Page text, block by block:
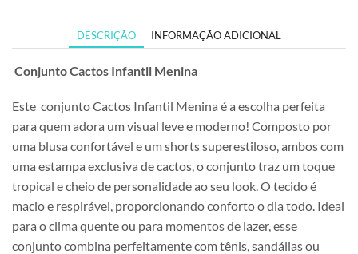
DESCRIÇÃO INFORMAÇÃO ADICIONAL
Conjunto Cactos Infantil Menina
Este conjunto Cactos Infantil Menina é a escolha perfeita
para quem adora um visual leve e moderno! Composto por
uma blusa confortável e um shorts superestiloso, ambos com
uma estampa exclusiva de cactos, o conjunto traz um toque
tropical e cheio de personalidade ao seu look. O tecido é
macio e respirável, proporcionando conforto o dia todo. Ideal
para o clima quente ou para momentos de lazer, esse
conjunto combina perfeitamente com tênis, sandálias ou